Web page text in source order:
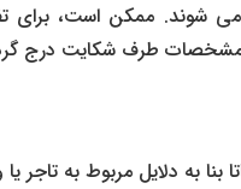
می شوند. ممکن است،
مشخصات طرف شکایت درج
به دلایل مربوط به تاجر یا